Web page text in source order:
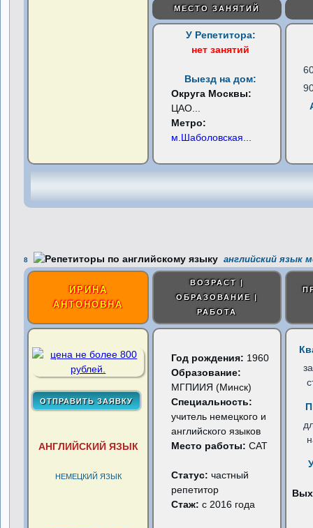
МЕСТО ЗАНЯТИЙ
У Репетитора:
нет занятий
Выезд на дом:
Округа Москвы:
ЦАО
Метро:
м.Шаболовская
8 английский язык
ИРИНА
АНТОНОВНА
ВОЗРАСТ |
ОБРАЗОВАНИЕ |
РАБОТА
АНГЛИЙСКИЙ ЯЗЫК
НЕМЕЦКИЙ ЯЗЫК
Год рождения: 1960
Образование:
МГПИИЯ (Минск)
Специальность:
учитель немецкого и
английского языков
Место работы: САТ
Статус:частный
репетитор
Стаж: с 2016 года